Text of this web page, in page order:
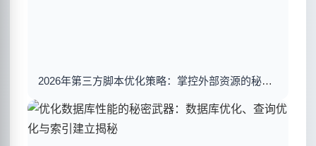
2026年第三方脚本优化策略：掌控外部资源的秘密武器